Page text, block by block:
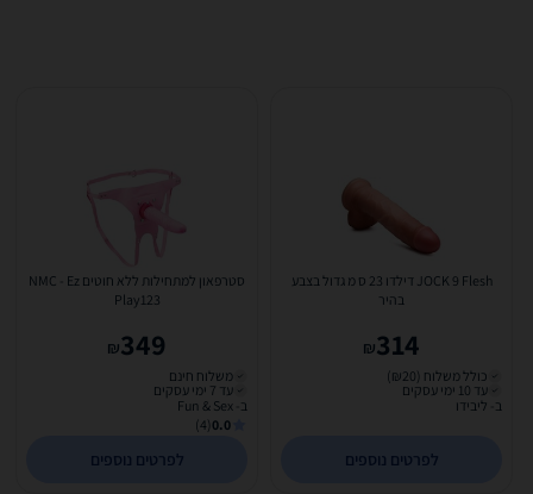
JOCK 9 Flesh דילדו 23 ס מ גדול בצבע
בהיר
314
₪
כולל משלוח (₪20)
עד 10 ימי עסקים
ב- ליבידו
לפרטים נוספים
סטרפאון למתחילות ללא חוטים NMC - Ez
Play123
349
₪
משלוח חינם
עד 7 ימי עסקים
ב- Fun & Sex
0.0
(4)
לפרטים נוספים